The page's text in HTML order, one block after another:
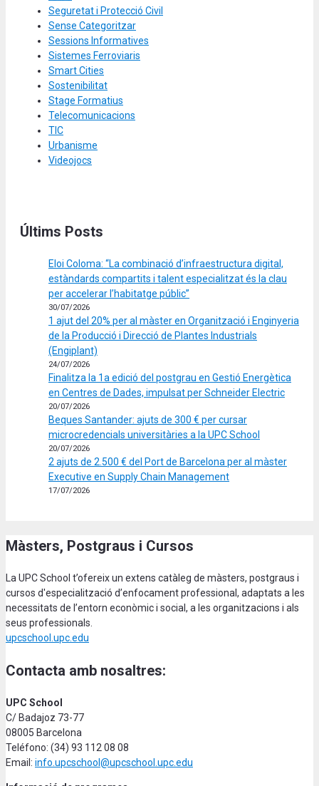
Seguretat i Protecció Civil
Sense Categoritzar
Sessions Informatives
Sistemes Ferroviaris
Smart Cities
Sostenibilitat
Stage Formatius
Telecomunicacions
TIC
Urbanisme
Videojocs
Últims Posts
Eloi Coloma: “La combinació d’infraestructura digital,
estàndards compartits i talent especialitzat és la clau
per accelerar l’habitatge públic”
30/07/2026
1 ajut del 20% per al màster en Organització i Enginyeria
de la Producció i Direcció de Plantes Industrials
(Engiplant)
24/07/2026
Finalitza la 1a edició del postgrau en Gestió Energètica
en Centres de Dades, impulsat per Schneider Electric
20/07/2026
Beques Santander: ajuts de 300 € per cursar
microcredencials universitàries a la UPC School
20/07/2026
2 ajuts de 2.500 € del Port de Barcelona per al màster
Executive en Supply Chain Management
17/07/2026
Màsters, Postgraus i Cursos
La UPC School t’ofereix un extens catàleg de màsters, postgraus i
cursos d'especialització d’enfocament professional, adaptats a les
necessitats de l’entorn econòmic i social, a les organitzacions i als
seus professionals.
upcschool.upc.edu
Contacta amb nosaltres:
UPC School
C/ Badajoz 73-77
08005 Barcelona
Teléfono: (34) 93 112 08 08
Email: info.upcschool@upcschool.upc.edu